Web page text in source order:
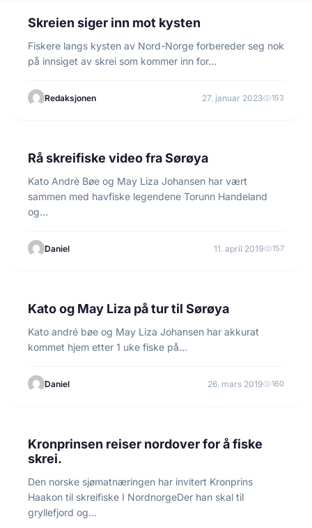
FISKE
Skreien siger inn mot kysten
Fiskere langs kysten av Nord-Norge forbereder seg nok
på innsiget av skrei som kommer inn for…
Redaksjonen 27. januar 2023 153
HAVFISKE
Rå skreifiske video fra Sørøya
Kato Andrè Bøe og May Liza Johansen har vært
sammen med havfiske legendene Torunn Handeland
og…
Daniel 11. april 2019 157
HAVFISKE
Kato og May Liza på tur til Sørøya
Kato andré bøe og May Liza Johansen har akkurat
kommet hjem etter 1 uke fiske på…
Daniel 26. mars 2019 160
HAVFISKE
Kronprinsen reiser nordover for å fiske
skrei.
Den norske sjømatnæringen har invitert Kronprins
Haakon til skreifiske I NordnorgeDer han skal til
gryllefjord og…